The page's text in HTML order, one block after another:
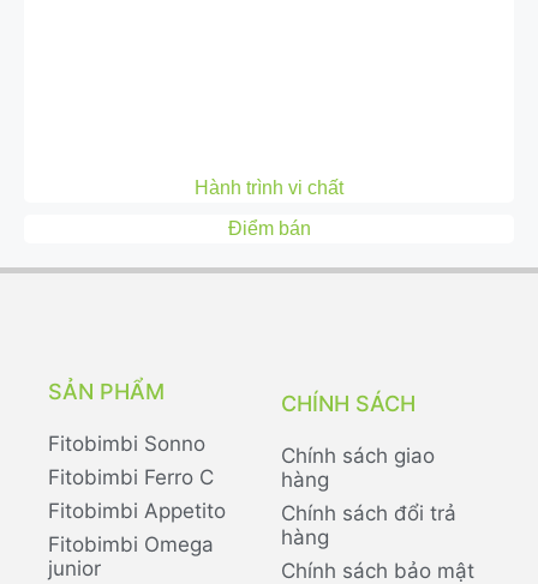
Hành trình vi chất
Điểm bán
SẢN PHẨM
Fitobimbi Sonno
Fitobimbi Ferro C
Fitobimbi Appetito
Fitobimbi Omega
junior
CHÍNH SÁCH
Chính sách giao
hàng
Chính sách đổi trả
hàng
Chính sách bảo mật